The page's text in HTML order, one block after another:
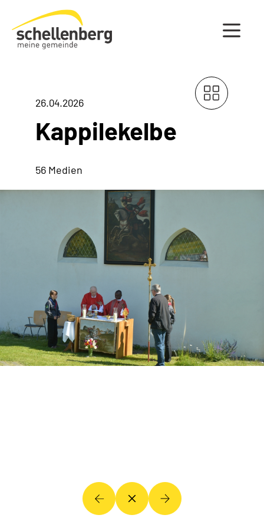
Gemeinde Schellenberg Startseite
26.04.2026
Kappilekelbe
56 Medien